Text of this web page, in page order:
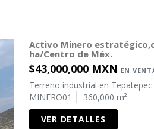
Activo Minero
ha/Centro de Méx.
$43,000,000 MXN EN
Terreno industrial en
MINERO01
360,000 m²
VER DETALLES